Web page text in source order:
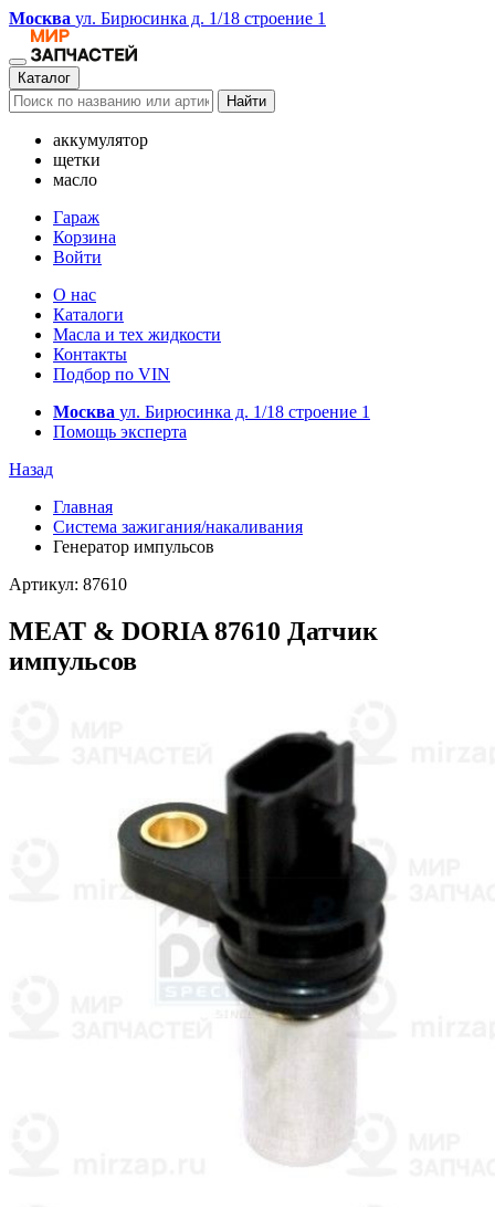
Москва ул. Бирюсинка д. 1/18 строение 1
Каталог
Найти
аккумулятор
щетки
масло
Гараж
Корзина
Войти
О нас
Каталоги
Масла и тех жидкости
Контакты
Подбор по VIN
Москва ул. Бирюсинка д. 1/18 строение 1
Помощь эксперта
Назад
Главная
Система зажигания/накаливания
Генератор импульсов
Артикул: 87610
MEAT & DORIA 87610 Датчик
импульсов